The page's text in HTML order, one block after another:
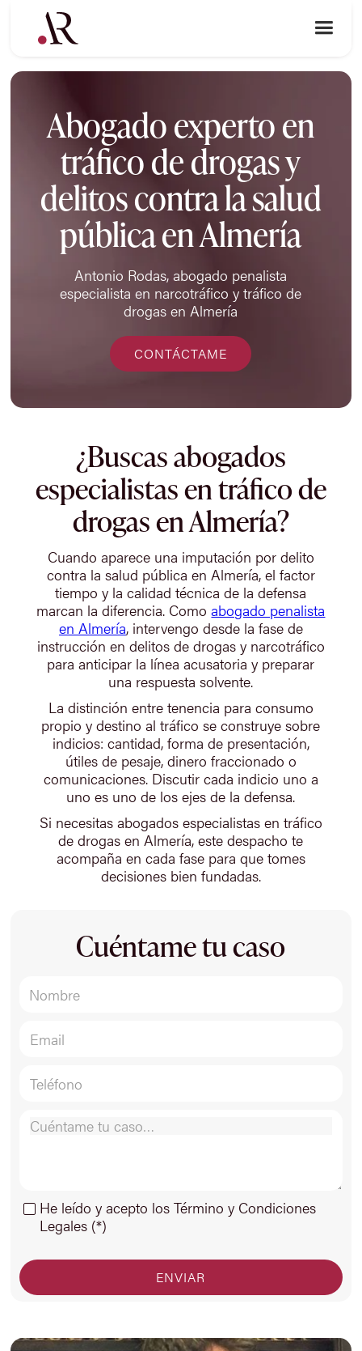
Abogado experto en
tráfico de drogas y
delitos contra la salud
pública en Almería
Antonio Rodas, abogado penalista
especialista en narcotráfico y tráfico de
drogas en Almería
CONTÁCTAME
¿Buscas abogados
especialistas en tráfico de
drogas en Almería?
Cuando aparece una imputación por delito
contra la salud pública en Almería, el factor
tiempo y la calidad técnica de la defensa
marcan la diferencia. Comoabogado penalista
en Almería, intervengo desde la fase de
instrucción en delitos de drogas y narcotráfico
para anticipar la línea acusatoria y preparar
una respuesta solvente.
La distinción entre tenencia para consumo
propio y destino al tráfico se construye sobre
indicios: cantidad, forma de presentación,
útiles de pesaje, dinero fraccionado o
comunicaciones. Discutir cada indicio uno a
uno es uno de los ejes de la defensa.
Si necesitas abogados especialistas en tráfico
de drogas en Almería, este despacho te
acompaña en cada fase para que tomes
decisiones bien fundadas.
Cuéntame tu caso
He leído y acepto los Término y Condiciones
Legales (*)